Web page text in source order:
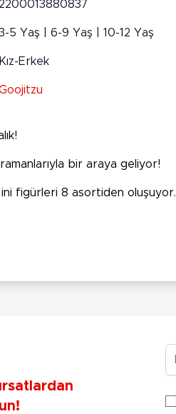
5 Yaş | 6-9 Yaş | 10-12 Yaş
Erkek
bir araya geliyor!
figürleri 8 asortiden oluşuyor.